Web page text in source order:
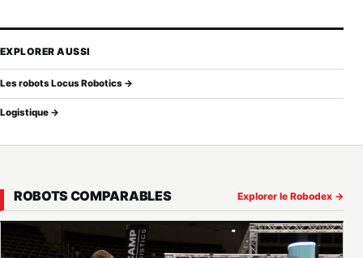
EXPLORER AUSSI
Les robots Locus Robotics →
Logistique →
ROBOTS COMPARABLES Explorer le Robodex →